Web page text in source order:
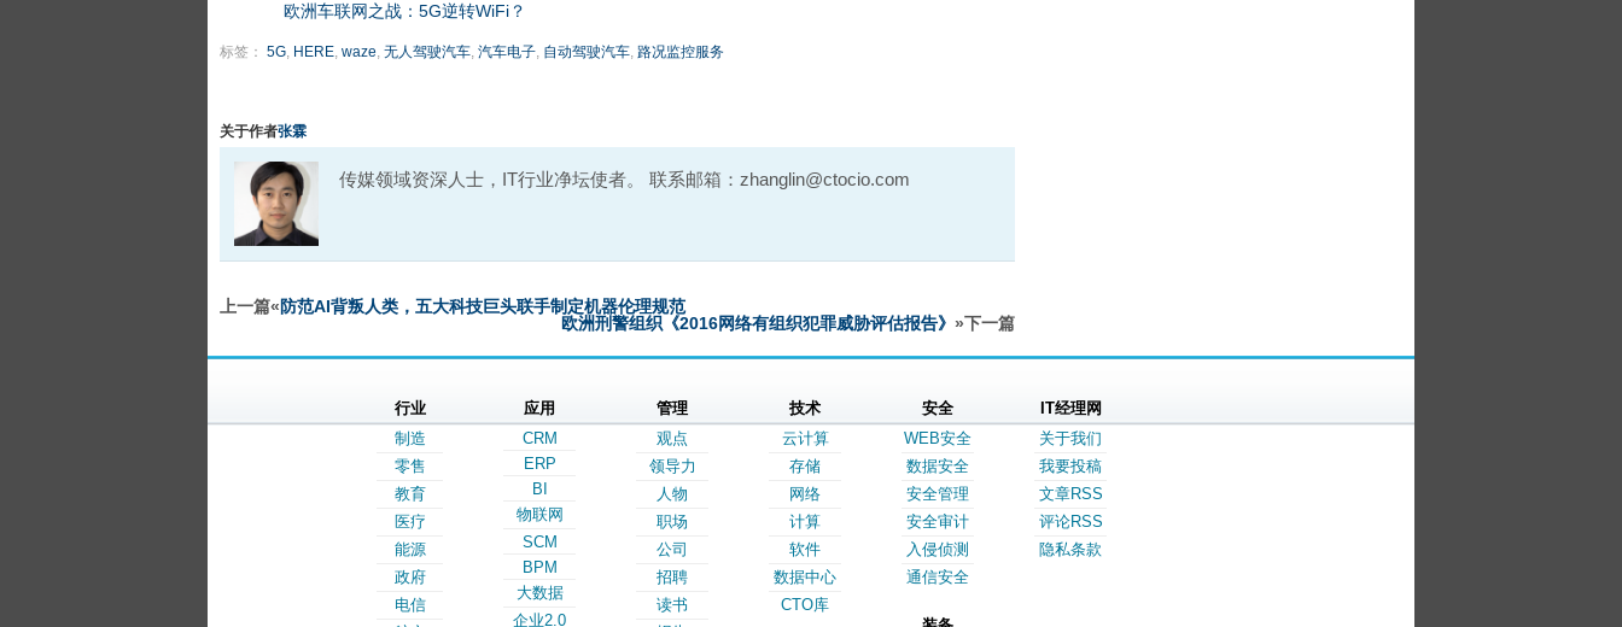
欧洲车联网之战：5G逆转WiFi？
标签： 5G, HERE, waze, 无人驾驶汽车, 汽车电子, 自动驾驶汽车, 路况监控服务
关于作者张霖
传媒领域资深人士，IT行业净坛使者。 联系邮箱：zhanglin@ctocio.com
上一篇«防范AI背叛人类，五大科技巨头联手制定机器伦理规范
欧洲刑警组织《2016网络有组织犯罪威胁评估报告》 »下一篇
行业
制造
零售
教育
医疗
能源
政府
电信
应用
CRM
ERP
BI
物联网
SCM
BPM
大数据
企业2.0
管理
观点
领导力
人物
职场
公司
招聘
读书
技术
云计算
存储
网络
计算
软件
数据中心
CTO库
安全
WEB安全
数据安全
安全管理
安全审计
入侵侦测
通信安全
IT经理网
关于我们
我要投稿
文章RSS
评论RSS
隐私条款